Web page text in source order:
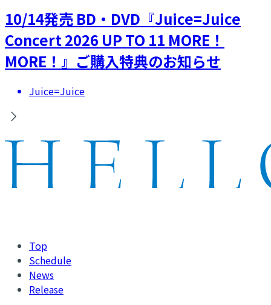
10/14発売 BD・DVD『Juice=Juice
Concert 2026 UP TO 11 MORE！
MORE！』ご購入特典のお知らせ
Juice=Juice
Top
Schedule
News
Release